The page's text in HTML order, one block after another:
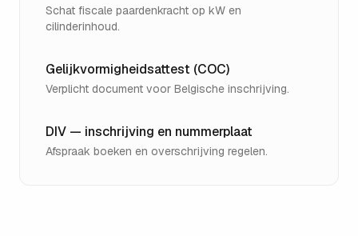
Schat fiscale paardenkracht op kW en
cilinderinhoud.
Gelijkvormigheidsattest (COC)
Verplicht document voor Belgische inschrijving.
DIV — inschrijving en nummerplaat
Afspraak boeken en overschrijving regelen.